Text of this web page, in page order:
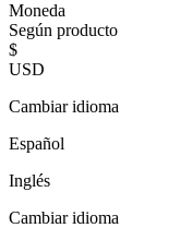
Moneda
Según producto
$
USD
Cambiar idioma
Español
Inglés
Cambiar idioma